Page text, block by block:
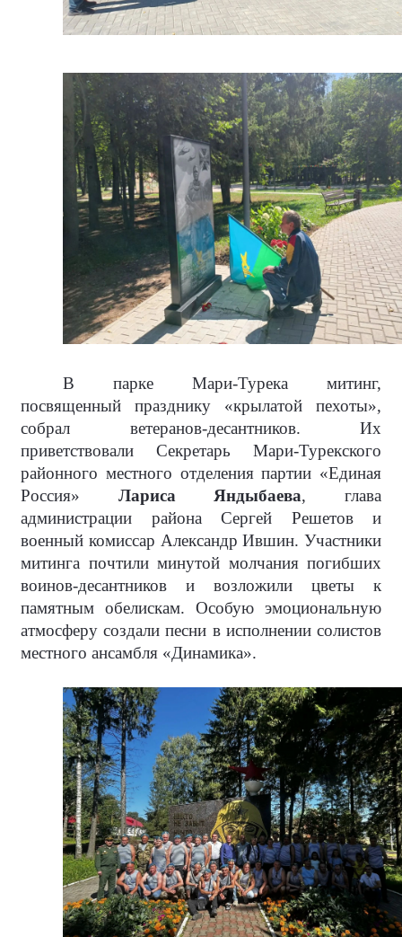
В парке Мари-Турека митинг,
посвященный празднику «крылатой пехоты»,
собрал ветеранов-десантников. Их
приветствовали Секретарь Мари-Турекского
районного местного отделения партии «Единая
Россия» Лариса Яндыбаева, глава
администрации района Сергей Решетов и
военный комиссар Александр Ившин. Участники
митинга почтили минутой молчания погибших
воинов-десантников и возложили цветы к
памятным обелискам. Особую эмоциональную
атмосферу создали песни в исполнении солистов
местного ансамбля «Динамика».